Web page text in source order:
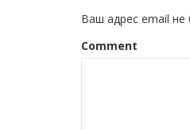
Ваш адрес email не
Comment